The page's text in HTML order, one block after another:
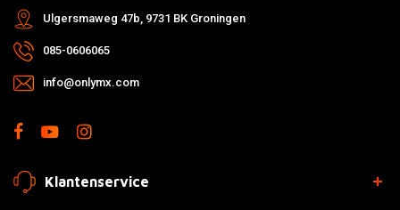
Ulgersmaweg 47b, 9731 BK Groningen
085-0606065
info@onlymx.com
Klantenservice